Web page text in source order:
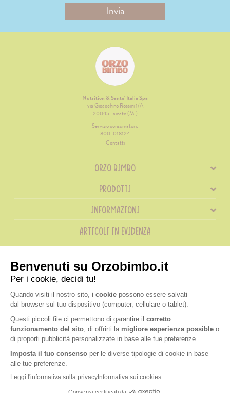
Nutrition & Sante' Italia Spa
via Gioacchino Rossini 1/A
20045 Lainate (MI)
Servizio consumatori:
800-018124
Contatti
ORZO BIMBO
PRODOTTI
INFORMAZIONI
ARTICOLI IN EVIDENZA
SHOP
ORDINI TELEFONICI
800 018 124
® Orzobimbo P.IVA IT02787970124 | Nutrition & Santé Italia S.p.A. a socio unico,
soggetta a direzione e coordinamento di Nardobel SAS
Made with passion by:Sdm Società Benefit